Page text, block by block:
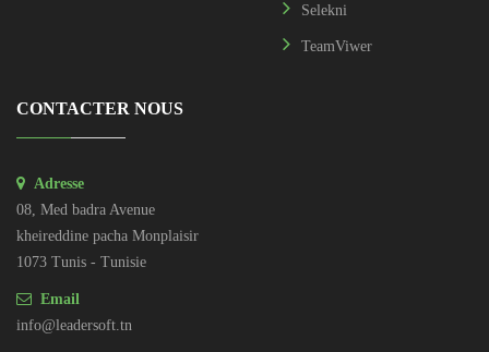
Selekni
TeamViwer
CONTACTER NOUS
Adresse
08, Med badra Avenue
kheireddine pacha Monplaisir
1073 Tunis - Tunisie
Email
info@leadersoft.tn